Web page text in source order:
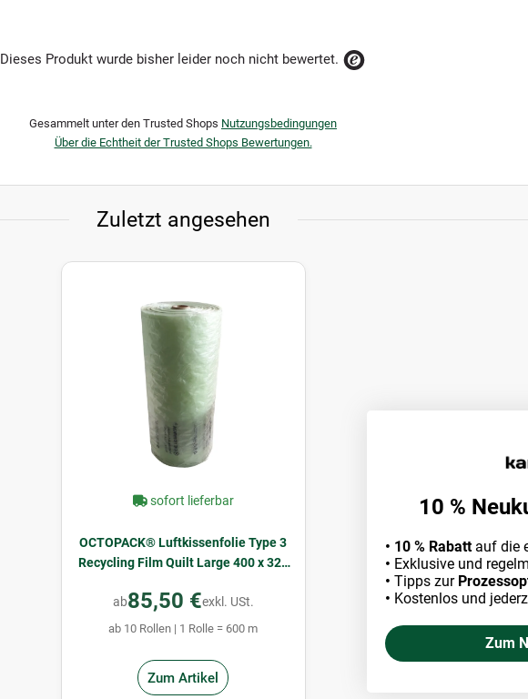
Dieses Produkt wurde bisher leider noch nicht bewertet.
Gesammelt unter den Trusted Shops Nutzungsbedingungen
Über die Echtheit der Trusted Shops Bewertungen.
Zuletzt angesehen
sofort lieferbar
OCTOPACK® Luftkissenfolie Type 3
Recycling Film Quilt Large 400 x 320
ab85,50 €exkl. USt.
ab 10 Rollen | 1 Rolle = 600 m
Zum Artikel
10 %
• 10 % Rabatt auf die
• Exklusive und
• Tipps zur
• Kostenlos und
Zum